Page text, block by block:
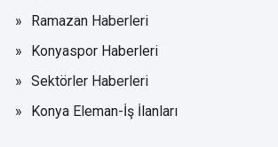
Ramazan Haberleri
Konyaspor Haberleri
Sektörler Haberleri
Konya Eleman-İş İlanları